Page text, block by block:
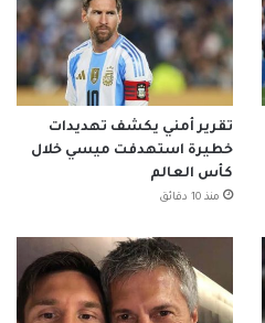
تقرير أمني يكشف تهديدات
خطيرة استهدفت ميسي خلال
كأس العالم
منذ 10 دقائق